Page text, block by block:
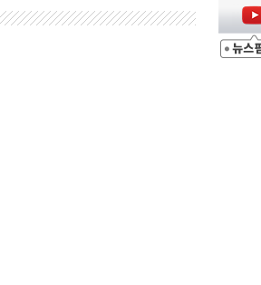
기구 가동
…전원 구조
우 관측
온도 38도 넘으면 중단
뭄 해소될 듯